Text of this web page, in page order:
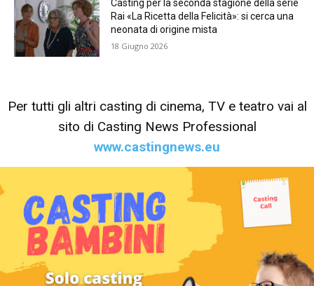
Casting per la seconda stagione della serie
Rai «La Ricetta della Felicità»: si cerca una
neonata di origine mista
18 Giugno 2026
Per tutti gli altri casting di cinema, TV e teatro vai al
sito di Casting News Professional
www.castingnews.eu